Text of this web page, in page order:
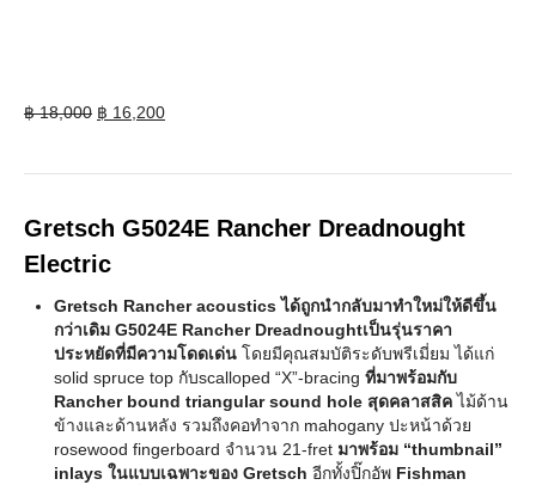
฿18,000 Original
฿ 16,200Current
Gretsch G5024E Rancher Dreadnought
Electric
Gretsch Rancher acoustics ได้ถูกนำกลับมาทำใหม่ให้ดีขึ้น
กว่าเดิม G5024E Rancher Dreadnoughtเป็นรุ่นราคา
ประหยัดที่มีความโดดเด่น โดยมีคุณสมบัติระดับพรีเมี่ยม ได้แก่
solid spruce top กับscalloped “X”-bracing ที่มาพร้อมกับ
Rancher bound triangular sound hole สุดคลาสสิคไม้ด้าน
ข้างและด้านหลัง รวมถึงคอทำจาก mahogany ปะหน้าด้วย
rosewood fingerboard จำนวน 21-fret มาพร้อม “thumbnail”
inlays ในแบบเฉพาะของ Gretsch อีกทั้งปิ๊กอัพ Fishman